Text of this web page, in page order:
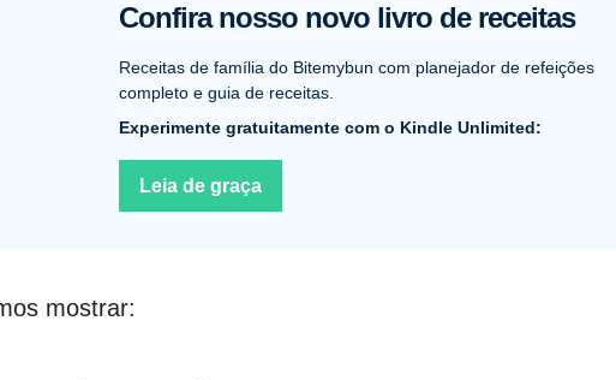
Confira nosso novo livro de receitas
Receitas de família do Bitemybun com planejador de refeições
completo e guia de receitas.
Experimente gratuitamente com o Kindle Unlimited:
Leia de graça
mostrar: